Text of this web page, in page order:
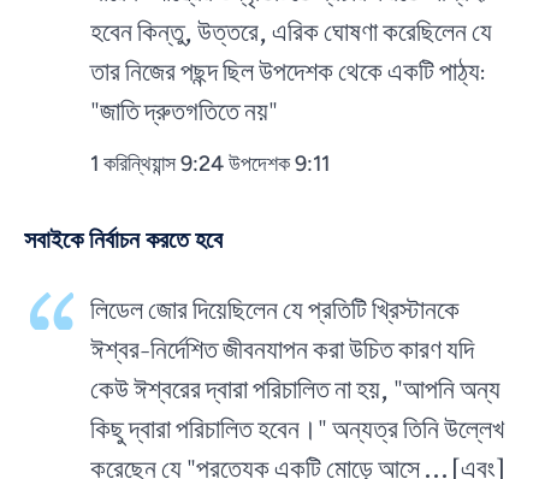
হবেন কিন্তু, উত্তরে, এরিক ঘোষণা করেছিলেন যে
তার নিজের পছন্দ ছিল উপদেশক থেকে একটি পাঠ্য:
"জাতি দ্রুতগতিতে নয়"
1 করিন্থিয়ান্স 9:24 উপদেশক 9:11
সবাইকে নির্বাচন করতে হবে
লিডেল জোর দিয়েছিলেন যে প্রতিটি খ্রিস্টানকে
ঈশ্বর-নির্দেশিত জীবনযাপন করা উচিত কারণ যদি
কেউ ঈশ্বরের দ্বারা পরিচালিত না হয়, "আপনি অন্য
কিছু দ্বারা পরিচালিত হবেন।" অন্যত্র তিনি উল্লেখ
করেছেন যে "প্রত্যেক একটি মোড়ে আসে ... [এবং]